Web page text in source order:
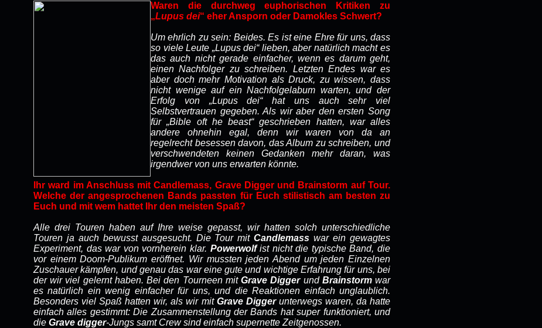
Waren die durchweg euphorischen Kritiken zu
„Lupus dei“ eher Ansporn oder Damokles Schwert?
Um ehrlich zu sein: Beides. Es ist eine Ehre für uns, dass
so viele Leute „Lupus dei“ lieben, aber natürlich macht es
das auch nicht gerade einfacher, wenn es darum geht,
einen Nachfolger zu schreiben. Letzten Endes war es
aber doch mehr Motivation als Druck, zu wissen, dass
nicht wenige auf ein Nachfolgelabum warten, und der
Erfolg von „Lupus dei“ hat uns auch sehr viel
Selbstvertrauen gegeben. Als wir aber den ersten Song
für „Bible oft he beast“ geschrieben hatten, war alles
andere ohnehin egal, denn wir waren von da an
regelrecht besessen davon, das Album zu schreiben, und
verschwendeten keinen Gedanken mehr daran, was
irgendwer von uns erwarten könnte.
Ihr ward im Anschluss mit Candlemass, Grave Digger und Brainstorm auf Tour.
Welche der angesprochenen Bands passten für Euch stilistisch am besten zu
Euch und mit wem hattet Ihr den meisten Spaß?
Alle drei Touren haben auf Ihre weise gepasst, wir hatten solch unterschiedliche
Touren ja auch bewusst ausgesucht. Die Tour mitCandlemass war ein gewagtes
Experiment, das war von vornherein klar. Powerwolfist nicht die typische Band, die
vor einem Doom-Publikum eröffnet. Wir mussten jeden Abend um jeden Einzelnen
Zuschauer kämpfen, und genau das war eine gute und wichtige Erfahrung für uns, bei
der wir viel gelernt haben. Bei den Tourneen mitGrave Diggerund Brainstormwar
es natürlich ein wenig einfacher für uns, und die Reaktionen einfach unglaublich.
Besonders viel Spaß hatten wir, als wir mit Grave Diggerunterwegs waren, da hatte
einfach alles gestimmt: Die Zusammenstellung der Bands hat super funktioniert, und
die Grave digger-Jungs samt Crew sind einfach supernette Zeitgenossen.